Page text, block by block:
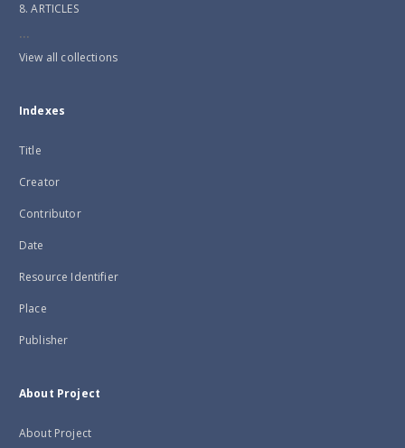
8. ARTICLES
...
View all collections
Indexes
Title
Creator
Contributor
Date
Resource Identifier
Place
Publisher
About Project
About Project